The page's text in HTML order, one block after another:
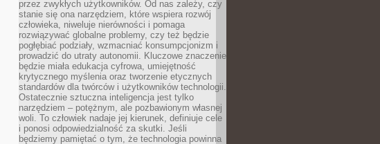
przez zwykłych użytkowników. Od nas zależy, czy
stanie się ona narzędziem, które wspiera rozwój
człowieka, niweluje nierówności i pomaga
rozwiązywać globalne problemy, czy też będzie
pogłębiać podziały, wzmacniać konsumpcjonizm i
prowadzić do utraty autonomii. Kluczowe znaczenie
będzie miała edukacja cyfrowa, umiejętność
krytycznego myślenia oraz tworzenie etycznych
standardów dla twórców i użytkowników technologii.
Ostatecznie sztuczna inteligencja jest tylko
narzędziem – potężnym, ale pozbawionym własnej
woli. To człowiek nadaje jej kierunek, definiuje cele
i ponosi odpowiedzialność za skutki. Jeśli
będziemy pamiętać o tym, że technologia powinna